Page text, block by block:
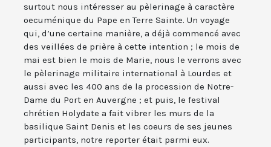
surtout nous intéresser au pèlerinage à caractère
oecuménique du Pape en Terre Sainte. Un voyage
qui, d’une certaine manière, a déjà commencé avec
des veillées de prière à cette intention ; le mois de
mai est bien le mois de Marie, nous le verrons avec
le pèlerinage militaire international à Lourdes et
aussi avec les 400 ans de la procession de Notre-
Dame du Port en Auvergne ; et puis, le festival
chrétien Holydate a fait vibrer les murs de la
basilique Saint Denis et les coeurs de ses jeunes
participants, notre reporter était parmi eux.